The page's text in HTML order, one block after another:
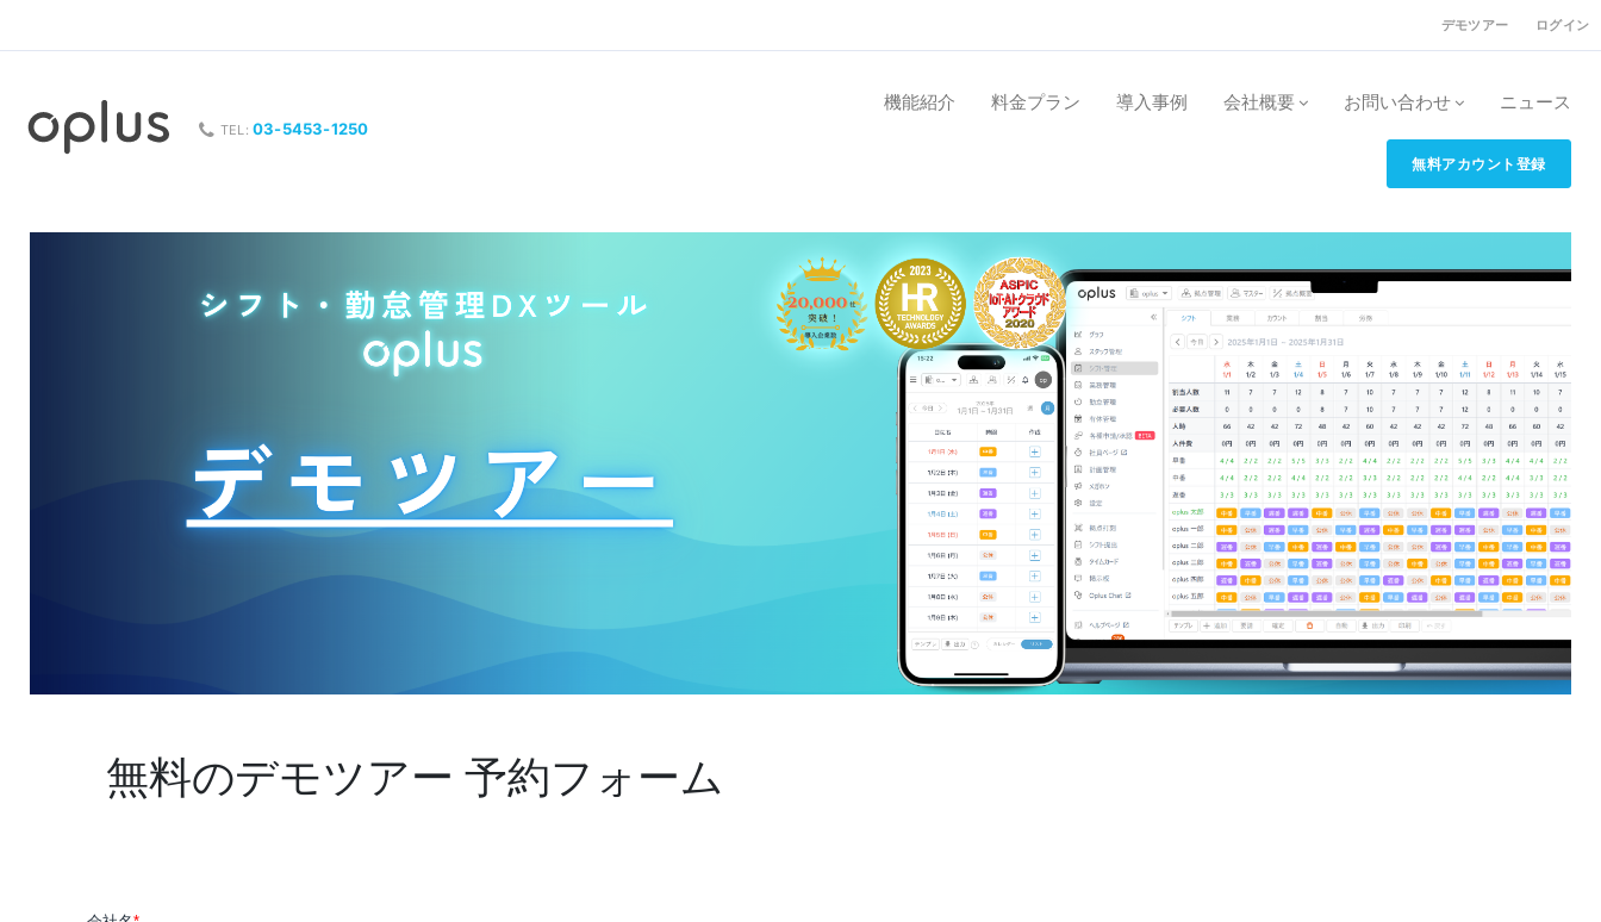
デモツアー ログイン
TEL: 03-5453-1250
機能紹介 料金プラン 導入事例 会社概要 お問い合わせ ニュース
無料アカウント登録
無料のデモツアー 予約フォーム